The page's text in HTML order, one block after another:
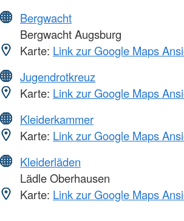
Bergwacht
Bergwacht Augsburg
Karte: Link zur Google Maps
Jugendrotkreuz
Karte: Link zur Google Maps
Kleiderkammer
Karte: Link zur Google Maps
Kleiderläden
Lädle Oberhausen
Karte: Link zur Google Maps